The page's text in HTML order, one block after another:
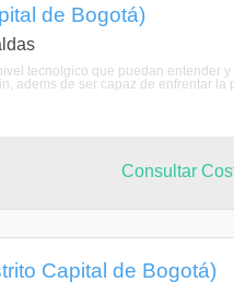
de Bogotá)
tecnolgico que puedan entender
adems de ser capaz de enfrentar la
Consultar
Capital de Bogotá)